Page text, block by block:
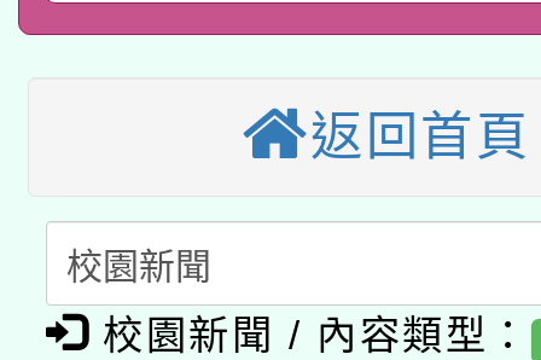
招)
本館辦理115年度閱讀
暨閱讀推動專業研習
科技賦能─人工智慧
A3數位素養講師名單
「數位內容與教學軟體
pilot」
有關大陸委員會函釋公
薪期間赴陸應申請許可
轉知經濟部水利署委託
返回首頁
校園新聞 / 內容類型：